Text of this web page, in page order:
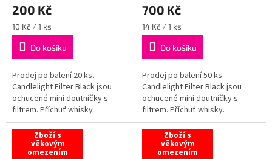
200 Kč
Měrná
cena:
10 Kč / 1 ks
Do košíku
Prodej po balení 20 ks.
Candlelight Filter Black jsou
ochucené mini doutníčky s
filtrem. Příchuť whisky.
700 Kč
Měrná
cena:
14 Kč / 1 ks
Do košíku
Prodej po balení 50 ks.
Candlelight Filter Black jsou
ochucené mini doutníčky s
filtrem. Příchuť whisky.
Zboží s
věkovým
omezením
Zboží s
věkovým
omezením